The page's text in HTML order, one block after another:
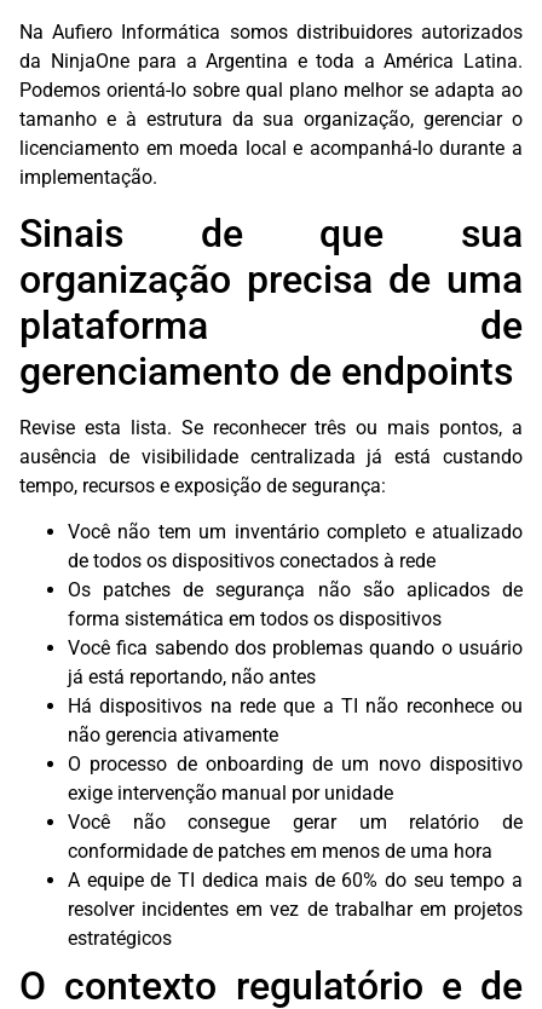
Na Aufiero Informática somos distribuidores autorizados
da NinjaOne para a Argentina e toda a América Latina.
Podemos orientá-lo sobre qual plano melhor se adapta ao
tamanho e à estrutura da sua organização, gerenciar o
licenciamento em moeda local e acompanhá-lo durante a
implementação.
Sinais de que sua
organização precisa de uma
plataforma de
gerenciamento de endpoints
Revise esta lista. Se reconhecer três ou mais pontos, a
ausência de visibilidade centralizada já está custando
tempo, recursos e exposição de segurança:
Você não tem um inventário completo e atualizado
de todos os dispositivos conectados à rede
Os patches de segurança não são aplicados de
forma sistemática em todos os dispositivos
Você fica sabendo dos problemas quando o usuário
já está reportando, não antes
Há dispositivos na rede que a TI não reconhece ou
não gerencia ativamente
O processo de onboarding de um novo dispositivo
exige intervenção manual por unidade
Você não consegue gerar um relatório de
conformidade de patches em menos de uma hora
A equipe de TI dedica mais de 60% do seu tempo a
resolver incidentes em vez de trabalhar em projetos
estratégicos
O contexto regulatório e de